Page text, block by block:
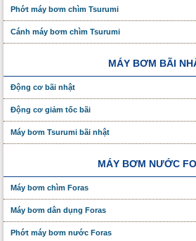
Phớt máy bơm chìm Tsurumi
Cánh máy bơm chìm Tsurumi
MÁY BƠM BÃI
Động cơ bãi nhật
Động cơ giảm tốc bãi
Máy bơm Tsurumi bãi nhật
MÁY BƠM NƯỚC
Máy bơm chìm Foras
Máy bơm dân dụng Foras
Phớt máy bơm nước Foras